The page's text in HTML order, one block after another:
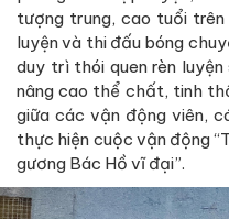
tượng trung, cao tuổi
luyện và thi đấu bóng
duy trì thói quen rèn
nâng cao thể chất, tinh
giữa các vận động viên,
thực hiện cuộc vận động
gương Bác Hồ vĩ đại”.